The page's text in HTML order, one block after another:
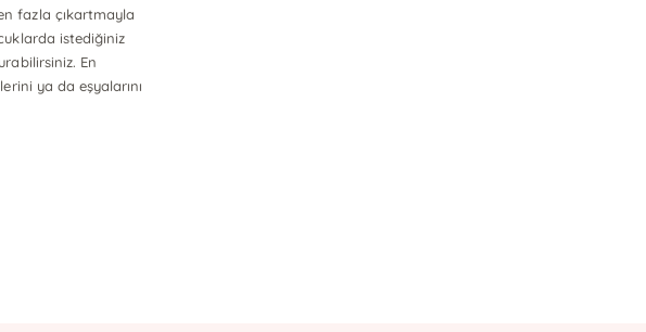
fazla çıkartmayla
istediğiniz
En
ya da eşyalarını